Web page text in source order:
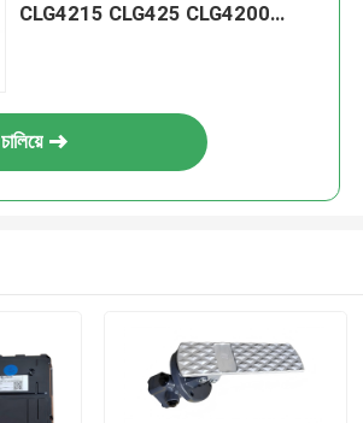
CLG4215 CLG425 CLG4200
চালিয়ে